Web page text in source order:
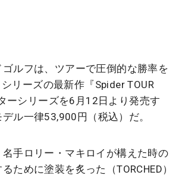
ルフは、ツアーで圧倒的な勝率を
リーズの最新作『Spider TOUR
ーシリーズを6月12日より発売す
ル一律53,900円（税込）だ。
手ロリー・マキロイが構えた時の
ために塗装を炙った（TORCHED）